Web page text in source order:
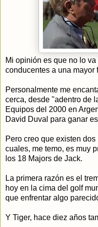
Mi opinión es que no lo
conducentes a una mayor
Personalmente me
cerca, desde "adentro de
Equipos del 2000 en
David Duval para ganar
Pero creo que existen
cuales, me temo, es muy
los 18 Majors de Jack.
La primera razón es el
hoy en la cima del golf
que enfrentar algo
Y Tiger, hace diez años